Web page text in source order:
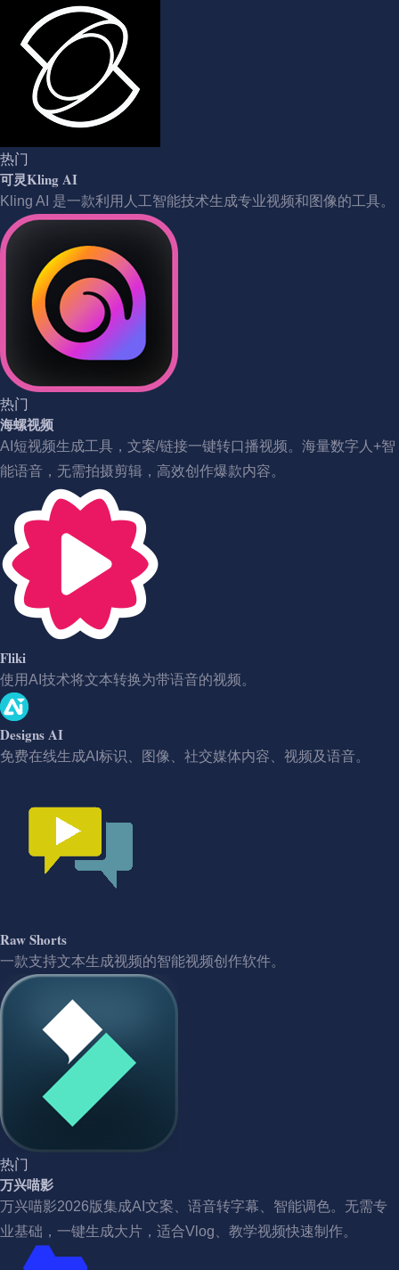
热门
可灵Kling AI
Kling AI 是一款利用人工智能技术生成专业视频和图像的工具。
热门
海螺视频
AI短视频生成工具，文案/链接一键转口播视频。海量数字人+智
能语音，无需拍摄剪辑，高效创作爆款内容。
Fliki
使用AI技术将文本转换为带语音的视频。
Designs AI
免费在线生成AI标识、图像、社交媒体内容、视频及语音。
Raw Shorts
一款支持文本生成视频的智能视频创作软件。
热门
万兴喵影
万兴喵影2026版集成AI文案、语音转字幕、智能调色。无需专
业基础，一键生成大片，适合Vlog、教学视频快速制作。